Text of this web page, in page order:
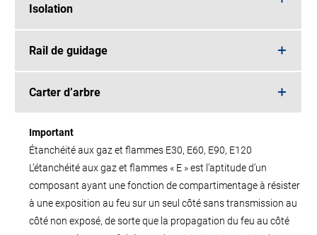
Isolation
Rail de guidage
Carter d’arbre
Important
Étanchéité aux gaz et flammes E30, E60, E90, E120
L’étanchéité aux gaz et flammes « E » est l’aptitude d’un
composant ayant une fonction de compartimentage à résister
à une exposition au feu sur un seul côté sans transmission au
côté non exposé, de sorte que la propagation du feu au côté